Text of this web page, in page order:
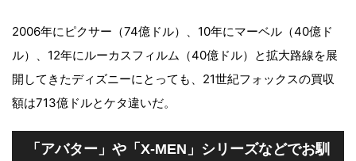
2006年にピクサー（74億ドル）、10年にマーベル（40億ド
ル）、12年にルーカスフィルム（40億ドル）と拡大路線を展
開してきたディズニーにとっても、21世紀フォックスの買収
額は713億ドルとケタ違いだ。
「アバター」や「X-MEN」シリーズなどでお馴